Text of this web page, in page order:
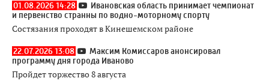
01.08.2026 14:28
Ивановская область принимает чемпионат
и первенство странны по водно-моторному спорту
Состязания проходят в Кинешемском районе
22.07.2026 13:08
Максим Комиссаров анонсировал
программу дня города Иваново
Пройдет торжество 8 августа